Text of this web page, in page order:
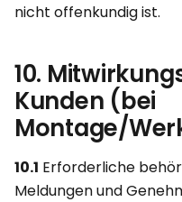
nicht offenkundig ist.
10.
Kunden (bei
Montage/
10.1 Erforderliche
Meldungen und